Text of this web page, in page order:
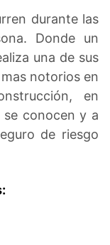
durante las
Donde un
una de sus
notorios en
en
conocen y a
de riesgo